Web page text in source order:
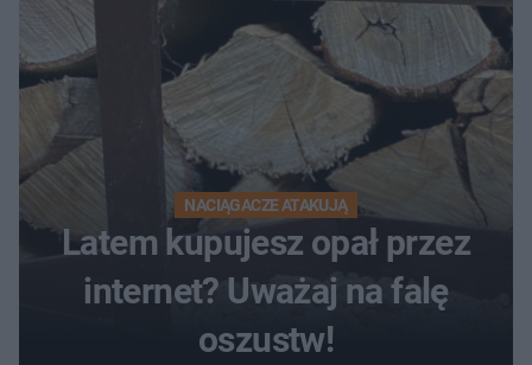
NACIĄGACZE ATAKUJĄ
Latem kupujesz opał przez
internet? Uważaj na falę
oszustw!